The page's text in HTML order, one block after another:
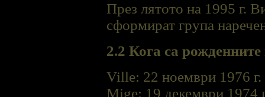
През лятото на 1995 г.
сформират група
2.2 Кога са
Ville: 22 ноември 1976 г.
Mige: 19 декември 1974